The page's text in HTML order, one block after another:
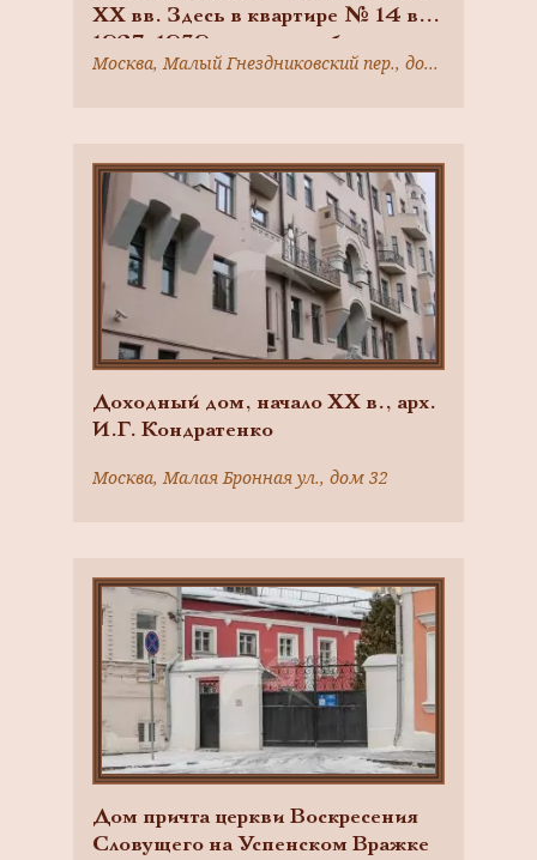
XX вв. Здесь в квартире № 14 в
1927-1939 гг. жил и работал
академик И.М.Губкин
Москва, Малый Гнездниковский пер., дом 10
Доходный дом, начало XX в., арх.
И.Г. Кондратенко
Москва, Малая Бронная ул., дом 32
Дом причта церкви Воскресения
Словущего на Успенском Вражке